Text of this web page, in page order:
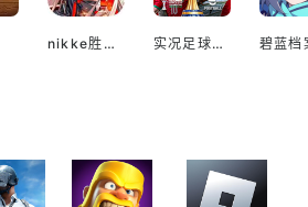
nikke胜利女神国际服 实况足球2022手游